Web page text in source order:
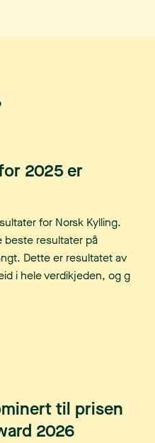
2025 er
for Norsk Kylling.
beste resultater på
Dette er resultatet av
i hele verdikjeden, og g
til prisen
2026